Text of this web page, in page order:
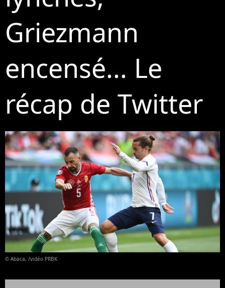
Griezmann
encensé... Le
récap de Twitter
© Abaca, /vidéo PRBK